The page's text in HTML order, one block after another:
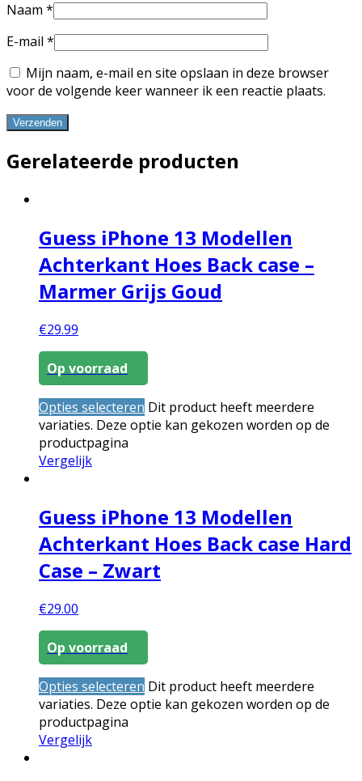
Naam *
E-mail *
Mijn naam, e-mail en site opslaan in deze browser
voor de volgende keer wanneer ik een reactie plaats.
Gerelateerde producten
Guess iPhone 13 Modellen
Achterkant Hoes Back case –
Marmer Grijs Goud
€29.99
Op voorraad
Opties selecteren Dit product heeft meerdere
variaties. Deze optie kan gekozen worden op de
productpagina
Vergelijk
Guess iPhone 13 Modellen
Achterkant Hoes Back case Hard
Case – Zwart
€29.00
Op voorraad
Opties selecteren Dit product heeft meerdere
variaties. Deze optie kan gekozen worden op de
productpagina
Vergelijk